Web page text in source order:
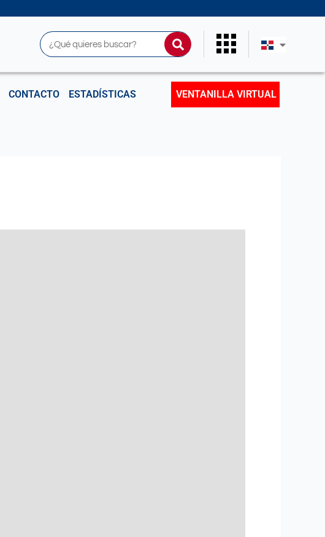
Buscar
CONTACTO ESTADÍSTICAS VENTANILLA VIRTUAL